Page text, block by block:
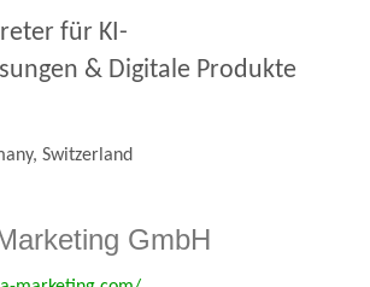
für KI-
& Digitale Produkte
Switzerland
GmbH